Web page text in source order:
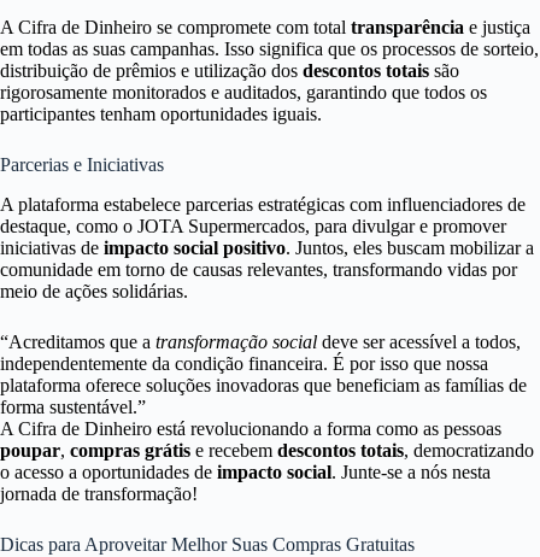
A Cifra de Dinheiro se compromete com total transparência e justiça
em todas as suas campanhas. Isso significa que os processos de sorteio,
distribuição de prêmios e utilização dos descontos totais são
rigorosamente monitorados e auditados, garantindo que todos os
participantes tenham oportunidades iguais.
Parcerias e Iniciativas
A plataforma estabelece parcerias estratégicas com influenciadores de
destaque, como o JOTA Supermercados, para divulgar e promover
iniciativas de impacto social positivo. Juntos, eles buscam mobilizar a
comunidade em torno de causas relevantes, transformando vidas por
meio de ações solidárias.
“Acreditamos que a transformação social deve ser acessível a todos,
independentemente da condição financeira. É por isso que nossa
plataforma oferece soluções inovadoras que beneficiam as famílias de
forma sustentável.”
A Cifra de Dinheiro está revolucionando a forma como as pessoas
poupar, compras grátis e recebem descontos totais, democratizando
o acesso a oportunidades de impacto social. Junte-se a nós nesta
jornada de transformação!
Dicas para Aproveitar Melhor Suas Compras Gratuitas